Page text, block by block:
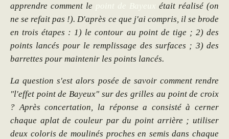
apprendre comment le point de Bayeux était réalisé (on
ne se refait pas !). D'après ce que j'ai compris, il se brode
en trois étapes : 1) le contour au point de tige ; 2) des
points lancés pour le remplissage des surfaces ; 3) des
barrettes pour maintenir les points lancés.
La question s'est alors posée de savoir comment rendre
"l'effet point de Bayeux" sur des grilles au point de croix
? Après concertation, la réponse a consisté à cerner
chaque aplat de couleur par du point arrière ; utiliser
deux coloris de moulinés proches en semis dans chaque